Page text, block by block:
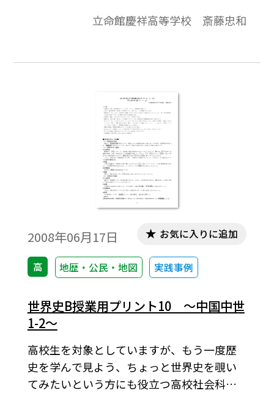
「しっかり」学びうるよう内容の充実をは
のを配して、興味関心を喚起することに努
立命館慶祥高等学校 斎藤忠和
2008年06月17日
高 地歴・公民・地図 実践事例
お気に入りに追加
世界史B授業用プリント10 ～中国中世
1-2～
高校生を対象としていますが、もう一度歴
史を学んで見よう、ちょっと世界史を覗い
てみたいという方にも役立つ高校社会科の